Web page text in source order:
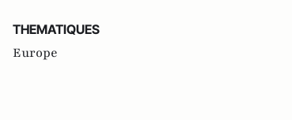
THEMATIQUES
Europe